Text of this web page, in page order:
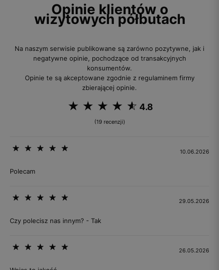
Opinie klientów o
wizytowych półbutach
Na naszym serwisie publikowane są zarówno pozytywne, jak i
negatywne opinie, pochodzące od transakcyjnych
konsumentów.
Opinie te są akceptowane zgodnie z regulaminem firmy
zbierającej opinie.
4.8
(19 recenzji)
10.06.2026
Polecam
29.05.2026
Czy polecisz nas innym? - Tak
26.05.2026